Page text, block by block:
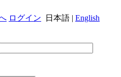
ログイン 日本語 | English